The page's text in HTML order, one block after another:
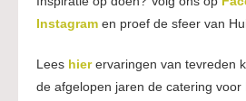
Instagram en proef de sfeer van
Lees hierervaringen van tevreden
de afgelopen jaren de catering voor